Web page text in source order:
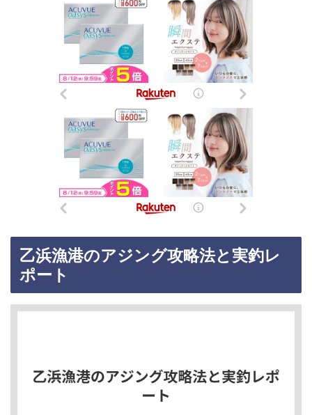
乙浜漁港のアジング攻略法と実釣レ
ポート